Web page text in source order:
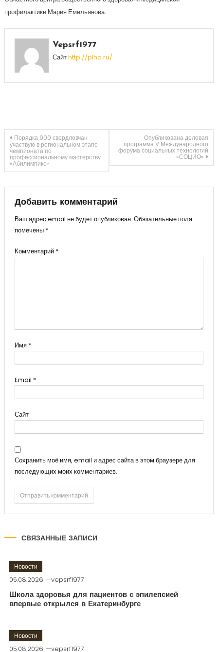
профилактики Мария Емельянова.
Vepsrf1977
Сайтhttp://plho.ru/
Навигация
по
записям
Порядка 900 свердловчан
участвую в региональном этапе
чемпионата по
профессиональному мастерству
«Абилимпикс»
Опубликована деловая
программа V Международного
форума социальных технологий
«СОЦИО»
Добавить комментарий
Ваш адрес email не будет опубликован. Обязательные поля
помечены *
Комментарий *
Имя *
Email *
Сайт
Сохранить моё имя, email и адрес сайта в этом браузере для
последующих моих комментариев.
СВЯЗАННЫЕ ЗАПИСИ
Новости
05.08.2026 vepsrf1977
Школа здоровья для пациентов с эпилепсией
впервые открылся в Екатеринбурге
Новости
05.08.2026 vepsrf1977